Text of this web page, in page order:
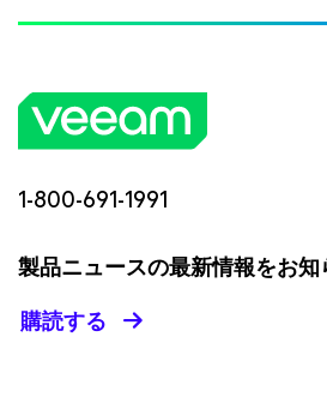
1-800-691-1991
製品ニュースの最新情報をお知
購読する